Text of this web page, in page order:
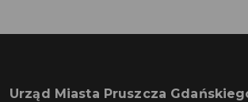
Urząd Miasta Pruszcza